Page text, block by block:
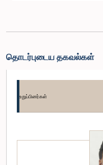
தொடர்புடைய தகவல்கள்
உறுப்பினர்கள்